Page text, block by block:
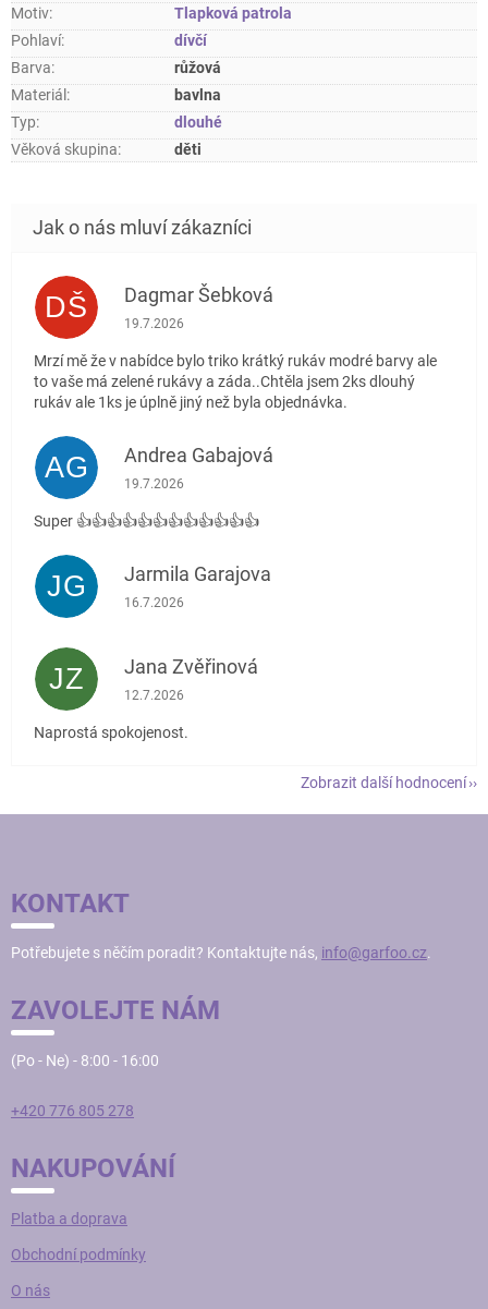
Motiv:
Tlapková patrola
Pohlaví:
dívčí
Barva:
růžová
Materiál:
bavlna
Typ:
dlouhé
Věková skupina: děti
DŠ Dagmar Šebková
Hodnocení obchodu je 4 z 5 hvězdiček.
19.7.2026
Mrzí mě že v nabídce bylo triko krátký rukáv modré barvy ale
to vaše má zelené rukávy a záda..Chtěla jsem 2ks dlouhý
rukáv ale 1ks je úplně jiný než byla objednávka.
AG Andrea Gabajová
Hodnocení obchodu je 5 z 5 hvězdiček.
19.7.2026
Super 👍👍👍👍👍👍👍👍👍👍👍👍
JG Jarmila Garajova
Hodnocení obchodu je 5 z 5 hvězdiček.
16.7.2026
JZ Jana Zvěřinová
Hodnocení obchodu je 5 z 5 hvězdiček.
12.7.2026
Naprostá spokojenost.
Zobrazit další hodnocení
A
T
KONTAKT
Potřebujete s něčím poradit? Kontaktujte nás, info@garfoo.cz.
ZAVOLEJTE NÁM
(Po - Ne) - 8:00 - 16:00
+420 776 805 278
NAKUPOVÁNÍ
Platba a doprava
Obchodní podmínky
O nás